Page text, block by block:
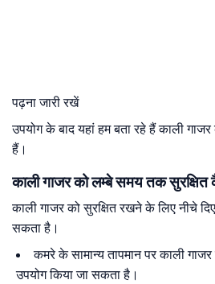
पढ़ना जारी रखें
उपयोग के बाद यहां हम बता रहे हैं काली
हैं।
काली गाजर को लम्बे समय तक
काली गाजर को सुरक्षित रखने के लिए नीचे
सकता है।
कमरे के सामान्य तापमान पर काली
उपयोग किया जा सकता है।